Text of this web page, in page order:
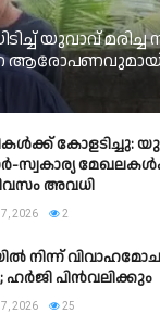
യുവാവ് മരിച്ച
കോളടിച്ചു:
സ്വകാര്യ
അവധി
7, 2026 2
നിന്ന്
ഹർജി പിൻവലിക്കും
7, 2026 25